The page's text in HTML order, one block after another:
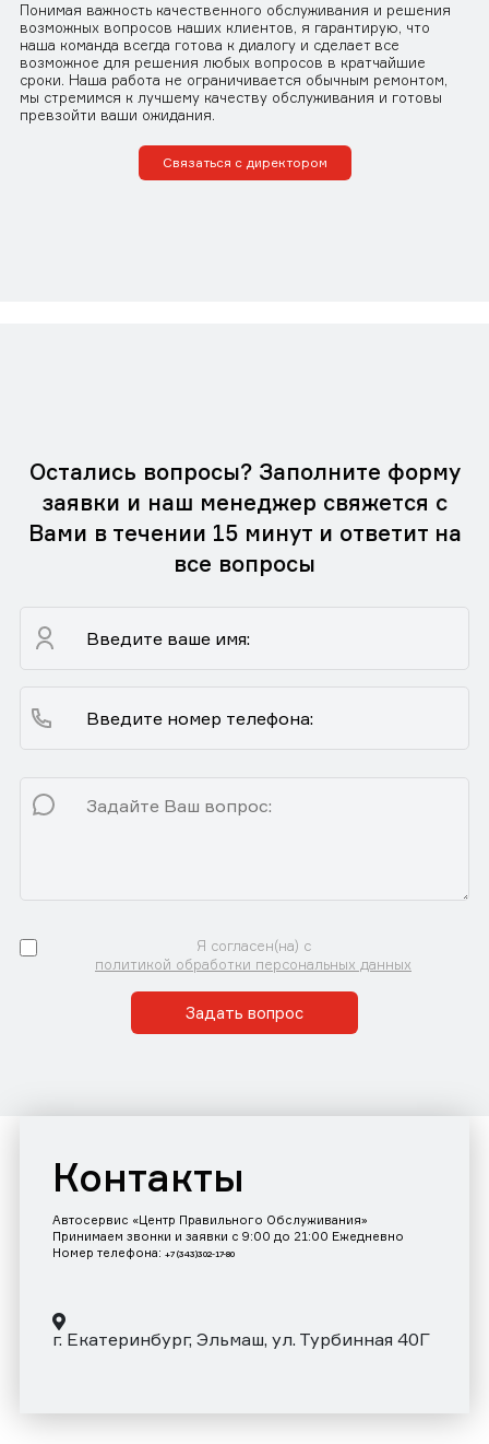
Понимая важность качественного обслуживания и решения
возможных вопросов наших клиентов, я гарантирую, что
наша команда всегда готова к диалогу и сделает все
возможное для решения любых вопросов в кратчайшие
сроки. Наша работа не ограничивается обычным ремонтом,
мы стремимся к лучшему качеству обслуживания и готовы
превзойти ваши ожидания.
Связаться с директором
Остались вопросы? Заполните форму
заявки и наш менеджер свяжется с
Вами в течении 15 минут и ответит на
все вопросы
Я согласен(на) с
политикой обработки персональных данных
Задать вопрос
Контакты
Автосервис «Центр Правильного Обслуживания»
Принимаем звонки и заявки с 9:00 до 21:00 Ежедневно
Номер телефона: +7 (343)302-17-80
г. Екатеринбург, Эльмаш, ул. Турбинная 40Г